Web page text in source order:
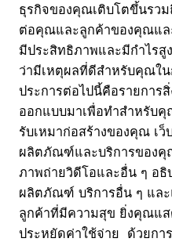
ธุรกิจของคุณเติบโตขึ้นรว
ต่อคุณและลูกค้าของคุณแล
มีประสิทธิภาพและมีกำไร
ว่ามีเหตุผลที่ดีสำหรับคุณใน
ประการต่อไปนี้คือรายการ
ออกแบบมาเพื่อทำสำหรับ
รับเหมาก่อสร้างของคุณ เ
ผลิตภัณฑ์และบริการของคุ
ภาพถ่ายวิดีโอและอื่น ๆ อธิ
ผลิตภัณฑ์ บริการอื่น ๆ และ
ลูกค้าที่มีความสุข ยิ่งคุณแส
ประหยัดค่าใช้จ่าย ด้วยกา